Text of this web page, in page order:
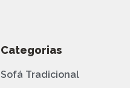
Categorias
Sofá Tradicional